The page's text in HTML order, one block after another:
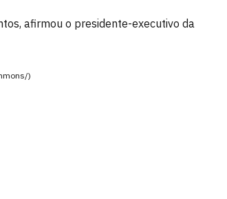
afirmou o presidente-executivo da
)